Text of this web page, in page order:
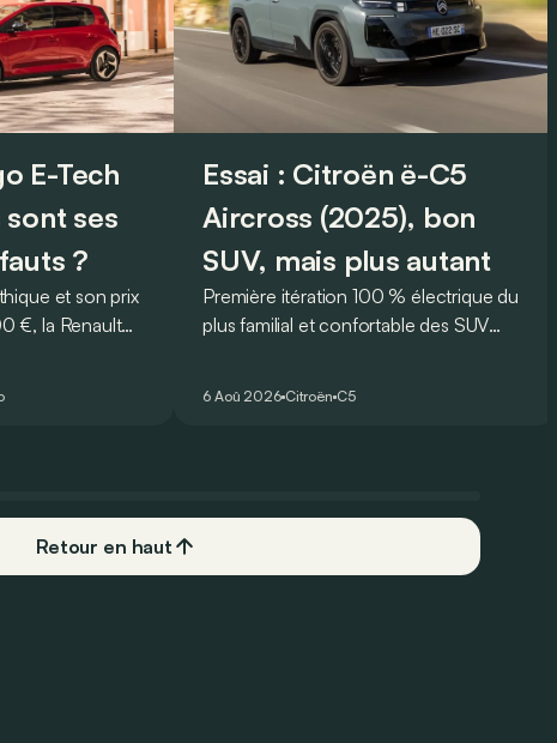
E-Tech
ses
?
et son prix
€, la Renault
Mais est-ce
Essai : Citroën ë-C5
Aircross (2025), bon
SUV, mais plus autant
Première itération 100 % électrique du
plus familial et confortable des SUV
6 Aoû 2026 Citroën C5
Retour en haut